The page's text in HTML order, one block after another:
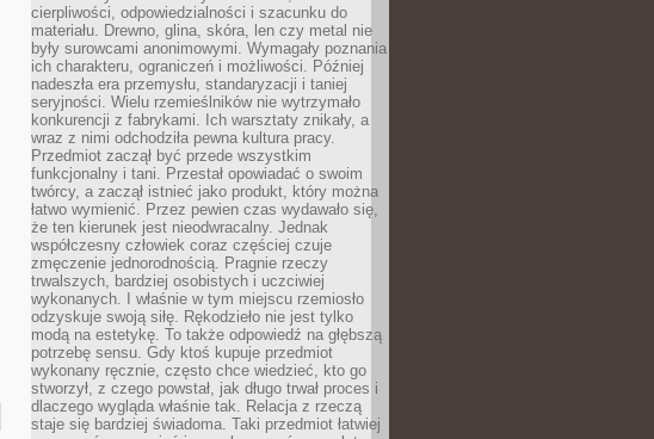
cierpliwości, odpowiedzialności i szacunku do
materiału. Drewno, glina, skóra, len czy metal nie
były surowcami anonimowymi. Wymagały poznania
ich charakteru, ograniczeń i możliwości. Później
nadeszła era przemysłu, standaryzacji i taniej
seryjności. Wielu rzemieślników nie wytrzymało
konkurencji z fabrykami. Ich warsztaty znikały, a
wraz z nimi odchodziła pewna kultura pracy.
Przedmiot zaczął być przede wszystkim
funkcjonalny i tani. Przestał opowiadać o swoim
twórcy, a zaczął istnieć jako produkt, który można
łatwo wymienić. Przez pewien czas wydawało się,
że ten kierunek jest nieodwracalny. Jednak
współczesny człowiek coraz częściej czuje
zmęczenie jednorodnością. Pragnie rzeczy
trwalszych, bardziej osobistych i uczciwiej
wykonanych. I właśnie w tym miejscu rzemiosło
odzyskuje swoją siłę. Rękodzieło nie jest tylko
modą na estetykę. To także odpowiedź na głębszą
potrzebę sensu. Gdy ktoś kupuje przedmiot
wykonany ręcznie, często chce wiedzieć, kto go
stworzył, z czego powstał, jak długo trwał proces i
dlaczego wygląda właśnie tak. Relacja z rzeczą
staje się bardziej świadoma. Taki przedmiot łatwiej